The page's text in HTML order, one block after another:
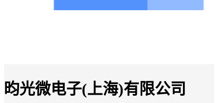
昀光微电子(上海)有限公司